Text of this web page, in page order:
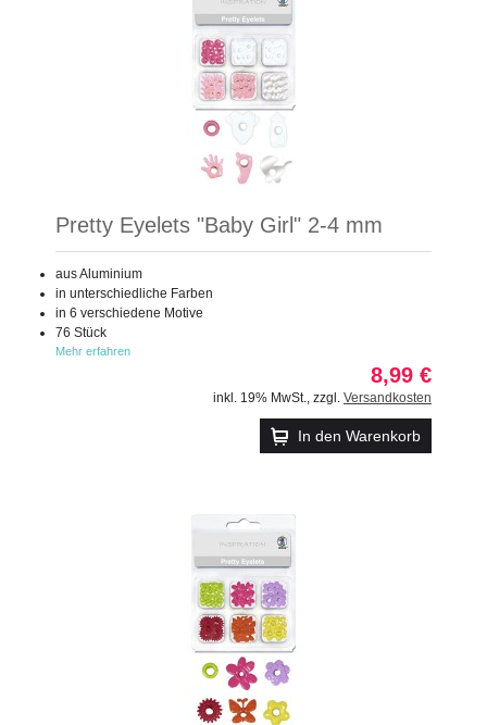
Pretty Eyelets "Baby Girl" 2-4 mm
aus Aluminium
in unterschiedliche Farben
in 6 verschiedene Motive
76 Stück
Mehr erfahren
8,99 €
inkl. 19% MwSt. zzgl. Versandkosten
In den Warenkorb